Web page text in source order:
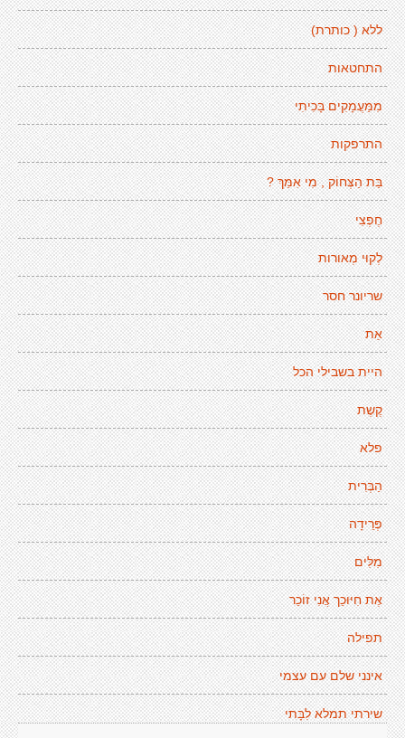
ללא ( כותרת)
התחטאות
מִמַּעֲמָקִים בָּכִיתִי
התרפקות
בַּת הַצְּחוֹק , מִי אִמֵּךְ ?
חֶפְצִי
לְקוּי מְאורות
שריונר חסר
אַת
היית בשבילי הכל
קֶשֶת
פלא
הַבְּרִית
פְּרֵידָה
מִלִּים
אֶת חִיּוּכֵך אֲנִי זוֹכֵר
תפילה
אינני שלם עם עצמי
שירתי תמלא לִבָּתי